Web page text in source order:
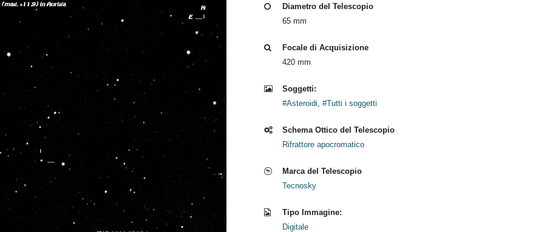
Diametro del Telescopio
65 mm
Focale di Acquisizione
420 mm
Soggetti:
#Asteroidi, #Tutti i soggetti
Schema Ottico del Telescopio
Rifrattore apocromatico
Marca del Telescopio
Tecnosky
Tipo Immagine:
Digitale